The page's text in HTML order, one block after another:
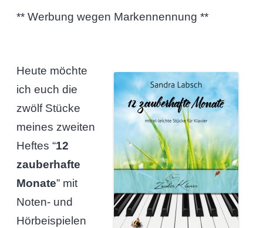
** Werbung wegen Markennennung **
Heute möchte
ich euch die
zwölf Stücke
meines zweiten
Heftes “12
zauberhafte
Monate” mit
Noten- und
Hörbeispielen